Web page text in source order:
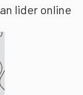
lider online